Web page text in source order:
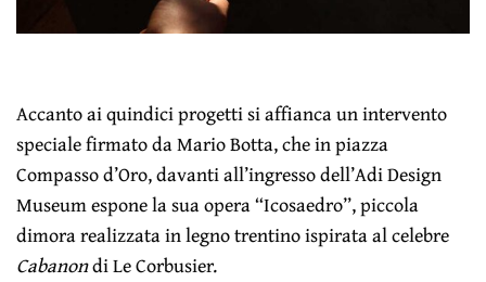
Accanto ai quindici progetti si affianca un intervento
speciale firmato da Mario Botta, che in piazza
Compasso d’Oro, davanti all’ingresso dell’Adi Design
Museum espone la sua opera “Icosaedro”, piccola
dimora realizzata in legno trentino ispirata al celebre
Cabanondi Le Corbusier.